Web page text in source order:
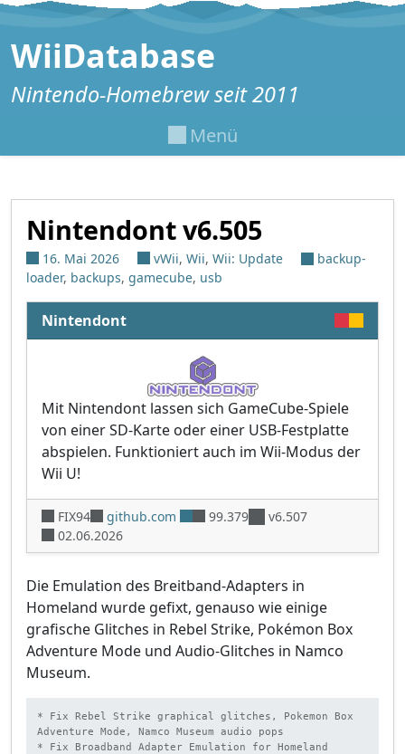
Zum Inhalt springen
WiiDatabase
Nintendo-Homebrew seit 2011
Menü
Nintendont v6.505
16. Mai 2026 vWii, Wii, Wii: Update
backup-
loader, backups, gamecube, usb
Nintendont
Mit Nintendont lassen sich GameCube-Spiele
von einer SD-Karte oder einer USB-Festplatte
abspielen. Funktioniert auch im Wii-Modus der
Wii U!
FIX94 github.com 99.379
v6.507
02.06.2026
Die Emulation des Breitband-Adapters in
Homeland wurde gefixt, genauso wie einige
grafische Glitches in Rebel Strike, Pokémon Box
Adventure Mode und Audio-Glitches in Namco
Museum.
* Fix Rebel Strike graphical glitches, Pokemon Box
Adventure Mode, Namco Museum audio pops
* Fix Broadband Adapter Emulation for Homeland